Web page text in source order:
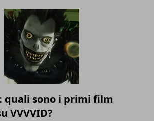
quali sono i primi film
VVVVID?